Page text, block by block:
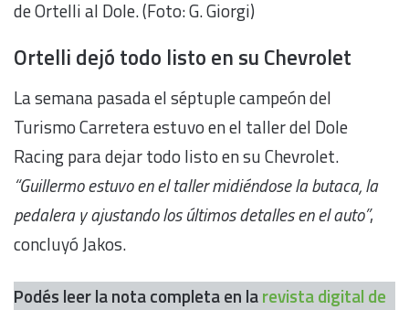
de Ortelli al Dole. (Foto: G. Giorgi)
Ortelli dejó todo listo en su Chevrolet
La semana pasada el séptuple campeón del
Turismo Carretera estuvo en el taller del Dole
Racing para dejar todo listo en su Chevrolet.
“Guillermo estuvo en el taller midiéndose la butaca, la
pedalera y ajustando los últimos detalles en el auto”,
concluyó Jakos.
Podés leer la nota completa en larevista digital de